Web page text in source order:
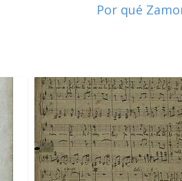
Por qué